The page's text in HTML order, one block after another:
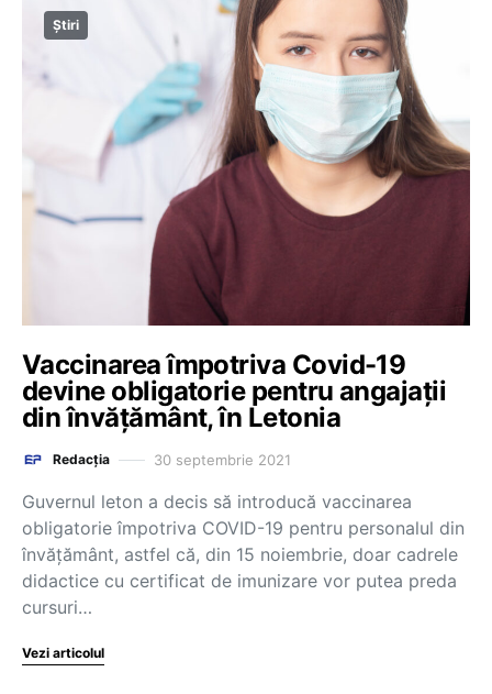
Știri
Vaccinarea împotriva Covid-19
devine obligatorie pentru angajații
din învățământ, în Letonia
Redacția 30 septembrie 2021
Guvernul leton a decis să introducă vaccinarea
obligatorie împotriva COVID-19 pentru personalul din
învățământ, astfel că, din 15 noiembrie, doar cadrele
didactice cu certificat de imunizare vor putea preda
cursuri…
Vezi articolul